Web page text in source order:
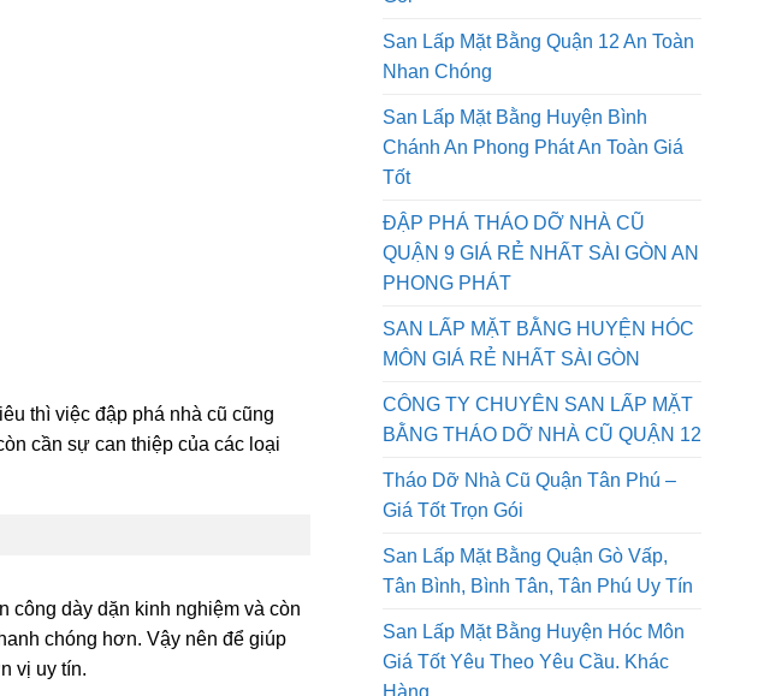
thì việc đập phá nhà cũ cũng
cần sự can thiệp của các loại
công dày dặn kinh nghiệm và còn
chóng hơn. Vậy nên để giúp
vị uy tín.
San Lấp Mặt Bằng Quận 12 An Toàn
Nhan Chóng
San Lấp Mặt Bằng Huyện Bình
Chánh An Phong Phát An Toàn Giá
Tốt
ĐẬP PHÁ THÁO DỠ NHÀ CŨ
QUẬN 9 GIÁ RẺ NHẤT SÀI GÒN AN
PHONG PHÁT
SAN LẤP MẶT BẰNG HUYỆN HÓC
MÔN GIÁ RẺ NHẤT SÀI GÒN
CÔNG TY CHUYÊN SAN LẤP MẶT
BẰNG THÁO DỠ NHÀ CŨ QUẬN 12
Tháo Dỡ Nhà Cũ Quận Tân Phú –
Giá Tốt Trọn Gói
San Lấp Mặt Bằng Quận Gò Vấp,
Tân Bình, Bình Tân, Tân Phú Uy Tín
San Lấp Mặt Bằng Huyện Hóc Môn
Giá Tốt Yêu Theo Yêu Cầu. Khác
Hàng